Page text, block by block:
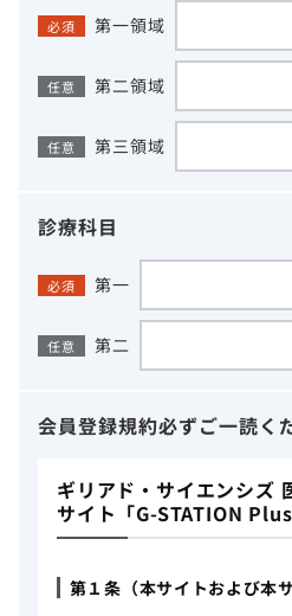
必須 第一領域
任意 第二領域
任意 第三領域
診療科目
必須 第一
任意 第二
会員登録規約必ずご一読く
ギリアド・サイエンシズ
サイト「G-STATION
第１条（本サイトおよび本